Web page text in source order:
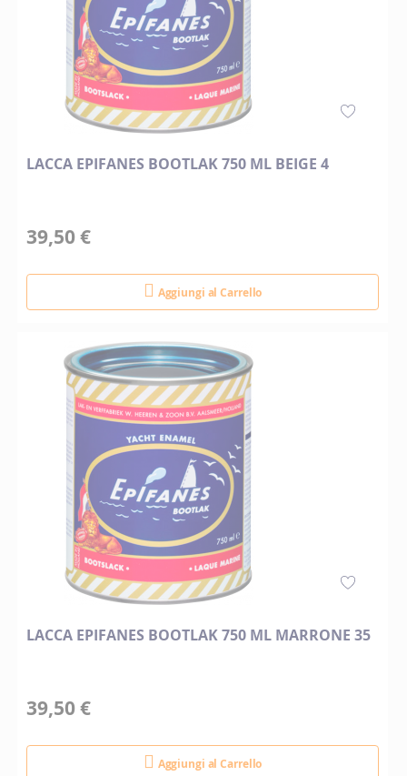
LACCA EPIFANES BOOTLAK 750 ML BEIGE 4
39,50 €
Aggiungi al Carrello
LACCA EPIFANES BOOTLAK 750 ML MARRONE 35
39,50 €
Aggiungi al Carrello